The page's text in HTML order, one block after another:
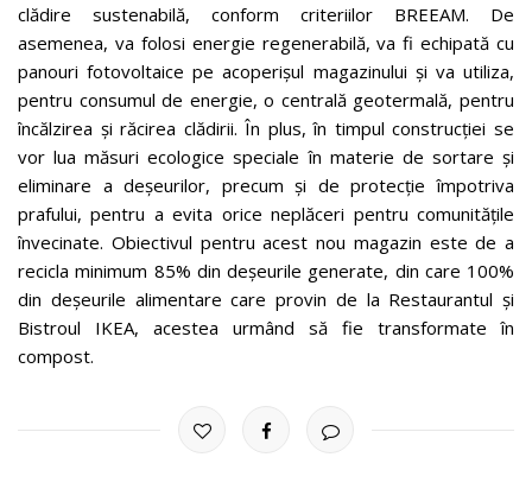
clădire sustenabilă, conform criteriilor BREEAM. De
asemenea, va folosi energie regenerabilă, va fi echipată cu
panouri fotovoltaice pe acoperișul magazinului și va utiliza,
pentru consumul de energie, o centrală geotermală, pentru
încălzirea și răcirea clădirii. În plus, în timpul construcției se
vor lua măsuri ecologice speciale în materie de sortare și
eliminare a deșeurilor, precum și de protecție împotriva
prafului, pentru a evita orice neplăceri pentru comunitățile
învecinate. Obiectivul pentru acest nou magazin este de a
recicla minimum 85% din deșeurile generate, din care 100%
din deșeurile alimentare care provin de la Restaurantul și
Bistroul IKEA, acestea urmând să fie transformate în
compost.